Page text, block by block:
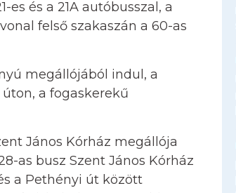
és a 21A autóbusszal, a
felső szakaszán a 60-as
megállójából indul, a
a fogaskerekű
János Kórház megállója
as busz Szent János Kórház
a Pethényi út között